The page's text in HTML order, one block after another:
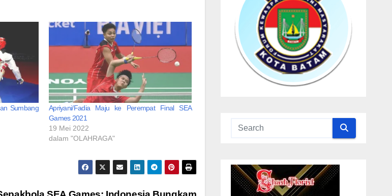
Sumbang
Apriyani/Fadia Maju ke Perempat Final SEA
Games 2021
19 Mei 2022
dalam "OLAHRAGA"